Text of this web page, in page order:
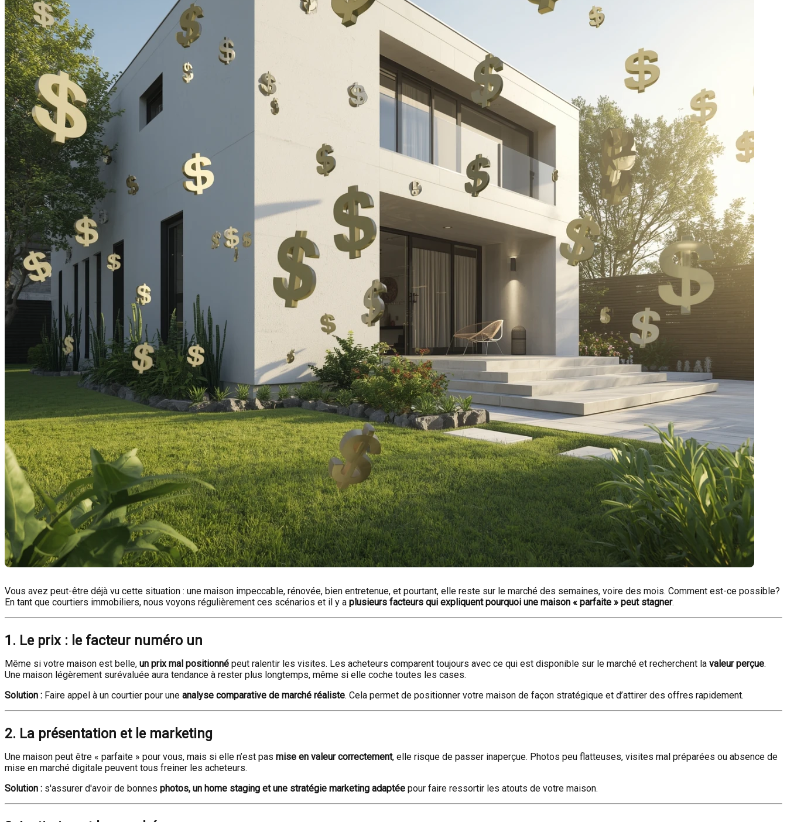
Vous avez peut-être déjà vu cette situation : une maison impeccable, rénovée, bien entretenue, et pourtant, elle reste sur le marché des semaines, voire des mois. Comment est-ce possible?
En tant que courtiers immobiliers, nous voyons régulièrement ces scénarios et il y a plusieurs facteurs qui expliquent pourquoi une maison « parfaite » peut stagner.
1. Le prix : le facteur numéro un
Même si votre maison est belle, un prix mal positionné peut ralentir les visites. Les acheteurs comparent toujours avec ce qui est disponible sur le marché et recherchent la valeur perçue.
Une maison légèrement surévaluée aura tendance à rester plus longtemps, même si elle coche toutes les cases.
Solution : Faire appel à un courtier pour une analyse comparative de marché réaliste. Cela permet de positionner votre maison de façon stratégique et d’attirer des offres rapidement.
2. La présentation et le marketing
Une maison peut être « parfaite » pour vous, mais si elle n’est pas mise en valeur correctement, elle risque de passer inaperçue. Photos peu flatteuses, visites mal préparées ou absence de
mise en marché digitale peuvent tous freiner les acheteurs.
Solution : s'assurer d'avoir de bonnes photos, un home staging et une stratégie marketing adaptée pour faire ressortir les atouts de votre maison.